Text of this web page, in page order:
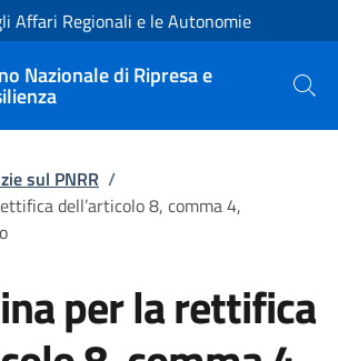
sito
Affari Regionali e le Autonomie
Nazionale di Ripresa e
Cerca
sul PNRR /
dell’articolo 8, comma 4,
per la rettifica